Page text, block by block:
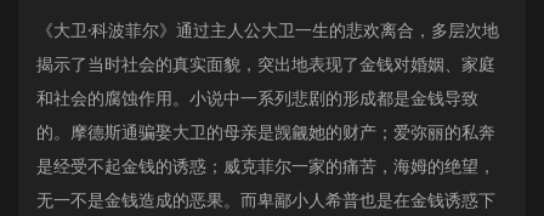
《大卫·科波菲尔》通过主人公大卫一生的悲欢离合，多层次地
揭示了当时社会的真实面貌，突出地表现了金钱对婚姻、家庭
和社会的腐蚀作用。小说中一系列悲剧的形成都是金钱导致
的。摩德斯通骗娶大卫的母亲是觊觎她的财产；爱弥丽的私奔
是经受不起金钱的诱惑；威克菲尔一家的痛苦，海姆的绝望，
无一不是金钱造成的恶果。而卑鄙小人希普也是在金钱诱惑下